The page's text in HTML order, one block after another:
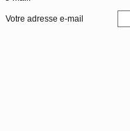
Votre adresse e-mail